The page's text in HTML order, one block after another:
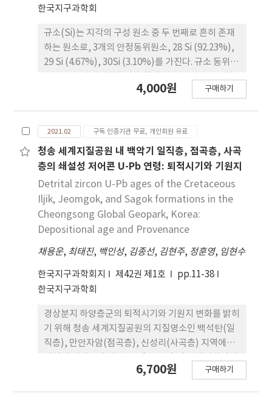
한국지구과학회
규소(Si)는 지각의 구성 원소 중 두 번째로 흔히 존재
하는 원소로, 3개의 안정동위원소, 28 Si (92.23%),
29 Si (4.67%), 30Si (3.10%)를 가진다. 규소 동위원
경 및 고기후 복원을 위해 전 세계에서 널리 연구되고
에서는 대형 규조류 시료에 대한 규소 동위원소 분석
을 위해 기존 보고된 알칼리 용융법을 정리하고 생물
기원 규소 분석에 가장 적합한 규소 분리법을 구축하
고자 하였다. 해당 시료를 고온 알칼리 용융을 통해 완
전 용해시킨 후 시료 내 규소를 AG® 50W-X8 양이온
교환수지를 이용하여 효과적으로 분리하였다. 분리된
시료에 대한 신뢰성 검증을 위하여 Si 동위원소 표준
물질(NBS-28) 및 USGS 암석 표준시료(AGV-2,
GSP-2, BHVO-2)에 대한 분석을 함께 실시하였으
서 일치하는 값을 나타내었다. 본 연구에서 개발한 규
소 동위원소 분석법은 향후 국내의 지구과학 및 관련
연구 발전에 많은 도움을 줄 것으로 기대된다.
4,000원 구매하기
2021.02 구독 인증기관 무료, 개인회원 유료
청송 세계지질공원 내 백악기 일직층, 점곡층, 사곡
층의 쇄설성 저어콘 U-Pb 연령: 퇴적시기와 기원지
Detrital zircon U-Pb ages of the Cretaceous
Iljik, Jeomgok, and Sagok formations in the
Cheongsong Global Geopark, Korea:
Depositional age and Provenance
채용운, 최태진, 백인성, 김종선, 김현주, 정훈영, 임현수
한국지구과학회지 제42권 제1호
pp.11-38
한국지구과학회
경상분지 하양층군의 퇴적시기와 기원지 변화를 밝히
기 위해 청송 세계지질공원의 지질명소인 백석탄(일
직층), 만안자암(점곡층), 신성리(사곡층) 지역에서
일직층에서는 백악기 저어콘이 발견되지 않고 쥐라기
6,700원 구매하기